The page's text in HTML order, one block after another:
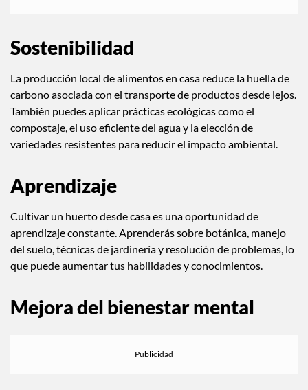
Sostenibilidad
La producción local de alimentos en casa reduce la huella de
carbono asociada con el transporte de productos desde lejos.
También puedes aplicar prácticas ecológicas como el
compostaje, el uso eficiente del agua y la elección de
variedades resistentes para reducir el impacto ambiental.
Aprendizaje
Cultivar un huerto desde casa es una oportunidad de
aprendizaje constante. Aprenderás sobre botánica, manejo
del suelo, técnicas de jardinería y resolución de problemas, lo
que puede aumentar tus habilidades y conocimientos.
Mejora del bienestar mental